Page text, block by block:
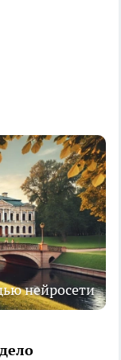
нейросети